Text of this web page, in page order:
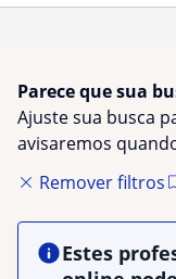
Parece que sua
Ajuste sua busca
avisaremos
Remover filtros
Estes